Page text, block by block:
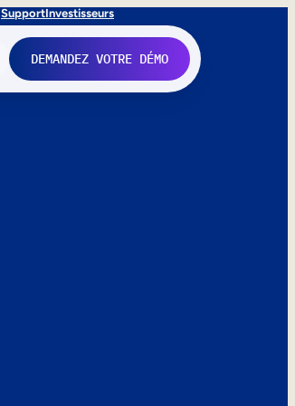
SupportInvestisseurs
DEMANDEZ VOTRE DÉMO